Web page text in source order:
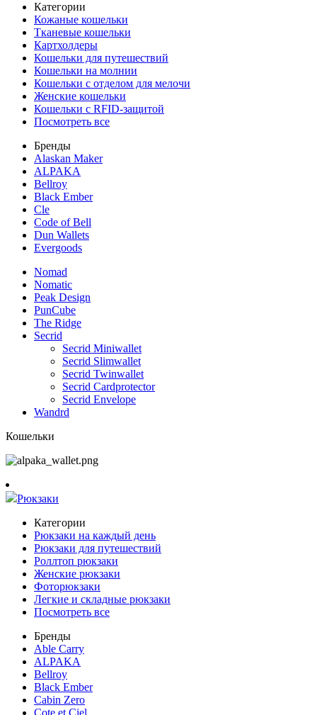
Категории
Кожаные кошельки
Тканевые кошельки
Картхолдеры
Кошельки для путешествий
Кошельки на молнии
Кошельки с отделом для мелочи
Женские кошельки
Кошельки с RFID-защитой
Посмотреть все
Бренды
Alaskan Maker
ALPAKA
Bellroy
Black Ember
Cle
Code of Bell
Dun Wallets
Evergoods
Nomad
Nomatic
Peak Design
PunCube
The Ridge
Secrid
Secrid Miniwallet
Secrid Slimwallet
Secrid Twinwallet
Secrid Cardprotector
Secrid Envelope
Wandrd
Кошельки
Рюкзаки
Категории
Рюкзаки на каждый день
Рюкзаки для путешествий
Роллтоп рюкзаки
Женские рюкзаки
Фоторюкзаки
Легкие и складные рюкзаки
Посмотреть все
Бренды
Able Carry
ALPAKA
Bellroy
Black Ember
Cabin Zero
Cote et Ciel